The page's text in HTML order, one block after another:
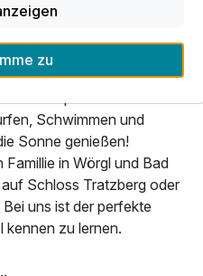
Höhepunkt des Tages
Schwimmen und
Sonne genießen!
in Wörgl und Bad
Schloss Tratzberg oder
uns ist der perfekte
kennen zu lernen.
zu